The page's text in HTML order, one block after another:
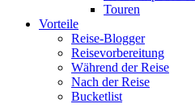
Touren
Vorteile
Reise-Blogger
Reisevorbereitung
Während der Reise
Nach der Reise
Bucketlist